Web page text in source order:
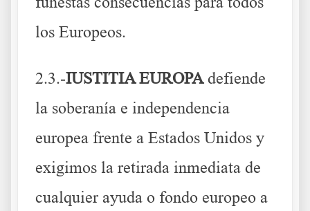
los Europeos.
2.3.-IUSTITIA EUROPAdefiende
la soberanía e independencia
europea frente a Estados Unidos y
exigimos la retirada inmediata de
cualquier ayuda o fondo europeo a